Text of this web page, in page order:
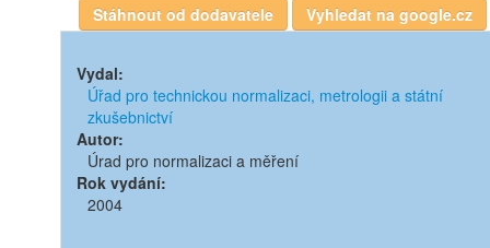
Vydal:
Úřad pro technickou normalizaci, metrologii a státní
zkušebnictví
Autor:
Úrad pro normalizaci a měření
Rok vydání:
2004